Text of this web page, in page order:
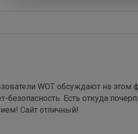
WOT обсуждают на этом
Есть откуда
Сайт отличный!